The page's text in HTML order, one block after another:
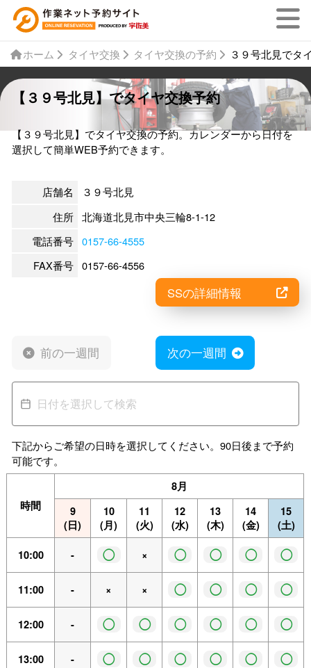
ホーム タイヤ交換 タイヤ交換の予約 ３９号北見でタ
【３９号北見】でタイヤ交換予約
【３９号北見】でタイヤ交換の予約。カレンダーから日付を
選択して簡単WEB予約できます。
店舗名
３９号北見
住所 北海道北見市中央三輪8-1-12
電話番号 0157-66-4555
FAX番号 0157-66-4556
SSの詳細情報
前の一週間 次の一週間
下記からご希望の日時を選択してください。90日後まで予約
可能です。
時間
8月
9
(日)
10
(月)
11
(火)
12
(水)
13
(木)
14
(金)
15
(土)
10:00 - ◯ × ◯ ◯ ◯ ◯
11:00 - × × ◯ ◯ ◯ ◯
12:00 - ◯ ◯ ◯ ◯ ◯ ◯
13:00 - ◯ ◯ ◯ ◯ ◯ ◯